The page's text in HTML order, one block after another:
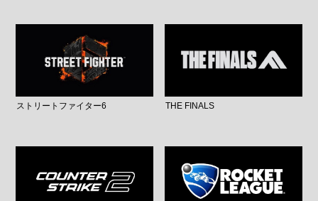
ストリートファイター6 THE FINALS